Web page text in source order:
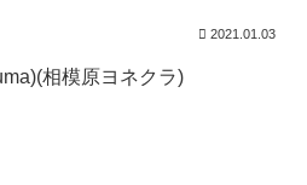
2021.01.03
相模原ヨネクラ)